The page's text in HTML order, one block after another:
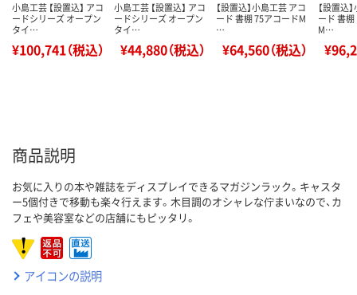
小島工芸 【設置込】 アコ
ードシリーズ オープン
タイ…
¥100,741（税込）
小島工芸 【設置込】 アコ
ードシリーズ オープン
タイ…
¥44,880（税込）
【設置込】小島工芸 アコ
ード 書棚 75アコードM
…
¥64,560（税込）
【設置込
ード 書
M…
商品説明
お気に入りの本や雑誌をディスプレイできるマガジンラック。キャスタ
ー5個付きで移動も楽々行えます。木目調のオシャレな佇まいなので、カ
フェや美容室などの店舗にもピッタリ。
アイコンの説明